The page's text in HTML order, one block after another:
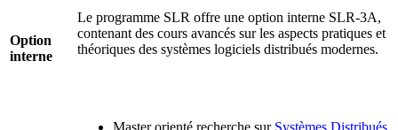
Option
interne
Le programme SLR offre une option interne SLR-3A,
contenant des cours avancés sur les aspects pratiques et
théoriques des systèmes logiciels distribués modernes.
Master orienté recherche sur Systèmes Distribués